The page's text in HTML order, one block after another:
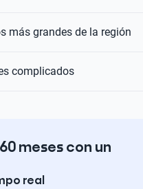
más grandes de la región
complicados
meses con un
real